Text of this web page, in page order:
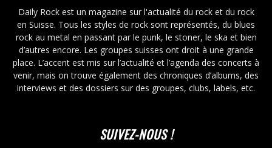
Daily Rock est un magazine sur l'actualité du rock et du rock
en Suisse. Tous les styles de rock sont représentés, du blues
rock au metal en passant par le punk, le stoner, le ska et bien
d’autres encore. Les groupes suisses ont droit à une grande
place. L’accent est mis sur l’actualité et l’agenda des concerts à
venir, mais on trouve également des chroniques d’albums, des
interviews et des dossiers sur des groupes, clubs, labels, etc.
SUIVEZ-NOUS !